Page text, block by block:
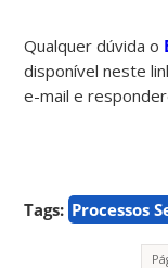
Qualquer dúvida o
disponível neste
e-mail e
Tags: Processos